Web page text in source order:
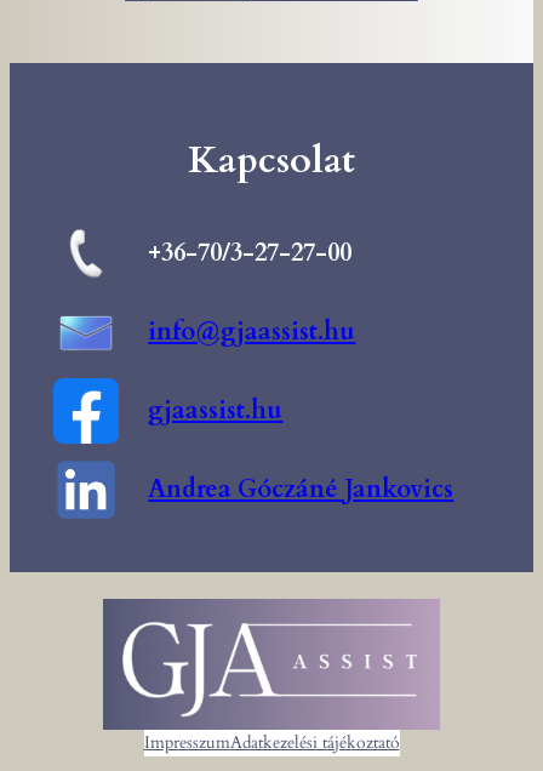
Kapcsolat
+36-70/3-27-27-00
info@gjaassist.hu
gjaassist.hu
Andrea Góczáné Jankovics
ImpresszumAdatkezelési tájékoztató